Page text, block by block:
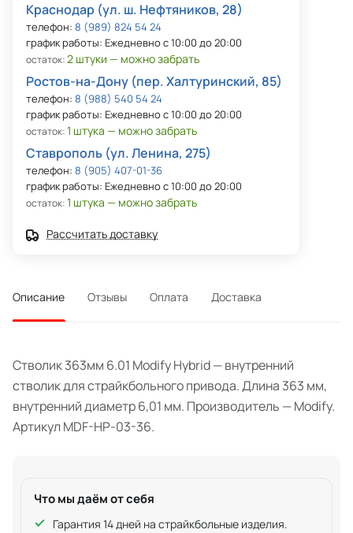
Краснодар (ул. ш. Нефтяников, 28)
телефон: 8 (989) 824 54 24
график работы: Ежедневно с 10:00 до 20:00
остаток:2 штуки — можно забрать
Ростов-на-Дону (пер. Халтуринский, 85)
телефон: 8 (988) 540 54 24
график работы: Ежедневно с 10:00 до 20:00
остаток:1 штука — можно забрать
Ставрополь (ул. Ленина, 275)
телефон: 8 (905) 407-01-36
график работы: Ежедневно с 10:00 до 20:00
остаток:1 штука — можно забрать
Рассчитать доставку
Описание Отзывы Оплата Доставка
Стволик 363мм 6.01 Modify Hybrid — внутренний
стволик для страйкбольного привода. Длина 363 мм,
внутренний диаметр 6,01 мм. Производитель — Modify.
Артикул MDF-HP-03-36.
Что мы даём от себя
Гарантия 14 дней на страйкбольные изделия.